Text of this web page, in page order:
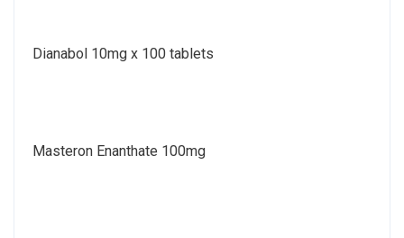
Dianabol 10mg x 100 tablets
Masteron Enanthate 100mg